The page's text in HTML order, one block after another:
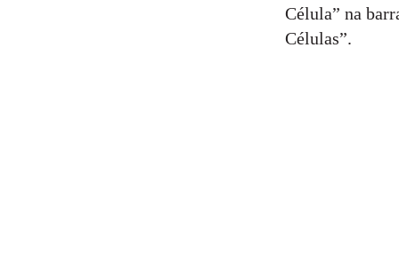
Célula” na
Células”.